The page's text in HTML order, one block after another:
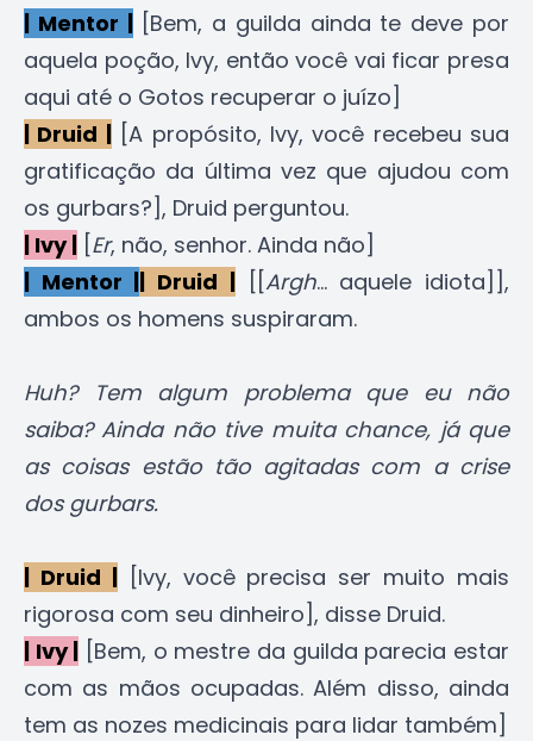
| Mentor |[Bem, a guilda ainda te deve por
aquela poção, Ivy, então você vai ficar presa
aqui até o Gotos recuperar o juízo]
| Druid |[A propósito, Ivy, você recebeu sua
gratificação da última vez que ajudou com
os gurbars?], Druid perguntou.
| Ivy | [Er, não, senhor. Ainda não]
| Mentor || Druid |[[Argh... aquele idiota]],
ambos os homens suspiraram.
Huh? Tem algum problema que eu não
saiba? Ainda não tive muita chance, já que
as coisas estão tão agitadas com a crise
dos gurbars.
| Druid |[Ivy, você precisa ser muito mais
rigorosa com seu dinheiro], disse Druid.
| Ivy | [Bem, o mestre da guilda parecia estar
com as mãos ocupadas. Além disso, ainda
tem as nozes medicinais para lidar também]